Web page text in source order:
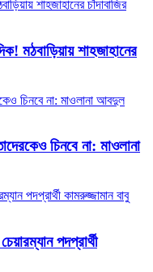
মঠবাড়িয়ায় শাহজাহানের
চিনবে না: মাওলানা
পদপ্রার্থী